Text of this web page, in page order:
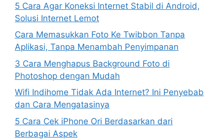
5 Cara Agar Koneksi Internet Stabil di Android,
Solusi Internet Lemot
Cara Memasukkan Foto Ke Twibbon Tanpa
Aplikasi, Tanpa Menambah Penyimpanan
3 Cara Menghapus Background Foto di
Photoshop dengan Mudah
Wifi Indihome Tidak Ada Internet? Ini Penyebab
dan Cara Mengatasinya
5 Cara Cek iPhone Ori Berdasarkan dari
Berbagai Aspek